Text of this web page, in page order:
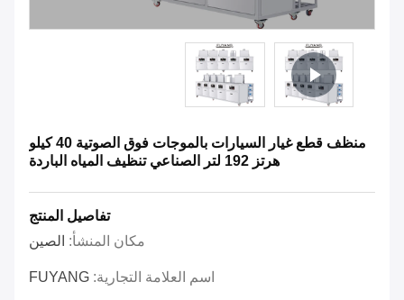
منظف ​​قطع غيار السيارات بالموجات فوق الصوتية 40 كيلو
هرتز 192 لتر الصناعي تنظيف المياه الباردة
تفاصيل المنتج
مكان المنشأ: الصين
اسم العلامة التجارية: FUYANG